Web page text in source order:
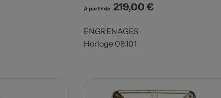
A partir de Prix
219,00 €
ENGRENAGES
Horloge 08.101